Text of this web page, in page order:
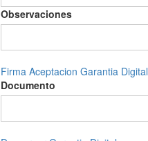
Observaciones
Firma Aceptacion Garantia Digital
Documento